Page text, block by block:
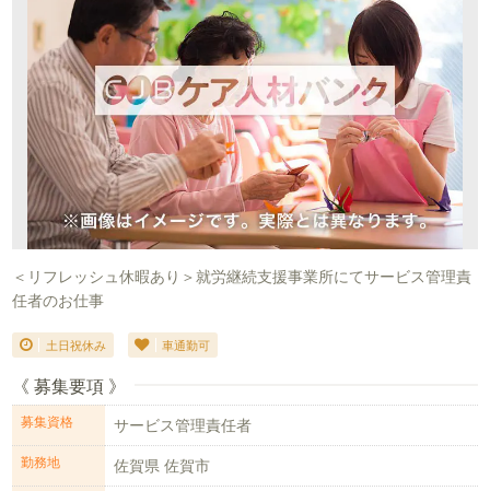
＜リフレッシュ休暇あり＞就労継続支援事業所にてサービス管理責
任者のお仕事
土日祝休み 車通勤可
《 募集要項 》
募集資格 サービス管理責任者
勤務地 佐賀県 佐賀市